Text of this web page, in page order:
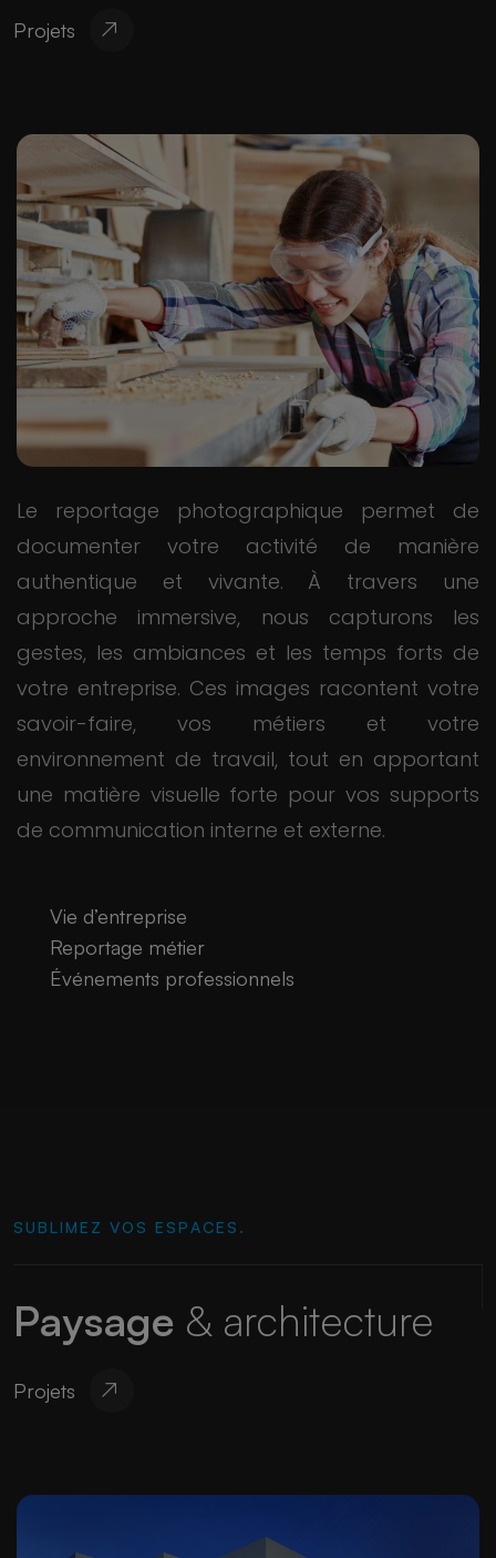
Projets
Le reportage photographique permet de
documenter votre activité de manière
authentique et vivante. À travers une
approche immersive, nous capturons les
gestes, les ambiances et les temps forts de
votre entreprise. Ces images racontent votre
savoir-faire, vos métiers et votre
environnement de travail, tout en apportant
une matière visuelle forte pour vos supports
de communication interne et externe.
Vie d’entreprise
Reportage métier
Événements professionnels
SUBLIMEZ VOS ESPACES.
Paysage & architecture
Projets